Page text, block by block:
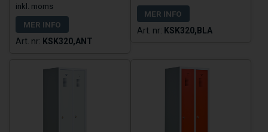
MER INFO
KSK320,ANT
MER INFO
KSK320,BLA